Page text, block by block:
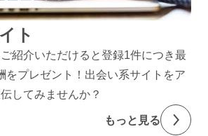
ト
紹介いただけると登録1件につき最
をプレゼント！出会い系サイトをア
してみませんか？
もっと見る